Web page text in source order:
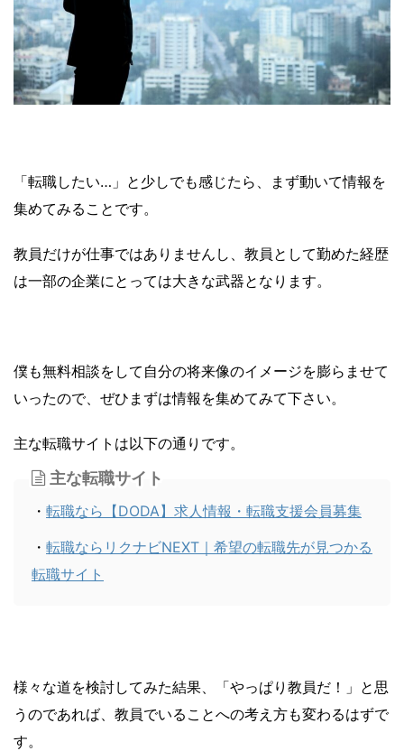
「転職したい…」と少しでも感じたら、まず動いて情報を
集めてみることです。
教員だけが仕事ではありませんし、教員として勤めた経歴
は一部の企業にとっては大きな武器となります。
僕も無料相談をして自分の将来像のイメージを膨らませて
いったので、ぜひまずは情報を集めてみて下さい。
主な転職サイトは以下の通りです。
主な転職サイト
・ 転職なら【DODA】求人情報・転職支援会員募集
・ 転職ならリクナビNEXT｜希望の転職先が見つかる
転職サイト
様々な道を検討してみた結果、「やっぱり教員だ！」と思
うのであれば、教員でいることへの考え方も変わるはずで
す。